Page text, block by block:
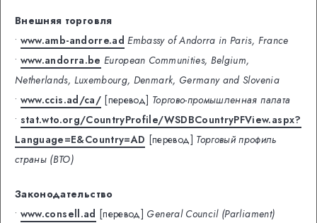
Внешняя торговля
• www.amb-andorre.ad Embassy of Andorra in Paris, France
• www.andorra.be European Communities, Belgium,
Netherlands, Luxembourg, Denmark, Germany and Slovenia
• www.ccis.ad/ca/ [перевод] Торгово-промышленная палата
• stat.wto.org/CountryProfile/WSDBCountryPFView.aspx?
Language=E&Country=AD [перевод] Торговый профиль
страны (ВТО)
Законодательство
• www.consell.ad [перевод] General Council (Parliament)